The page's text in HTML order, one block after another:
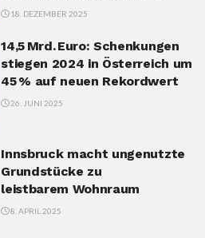
18. DEZEMBER 2025
14,5 Mrd. Euro: Schenkungen
stiegen 2024 in Österreich um
45 % auf neuen Rekordwert
26. JUNI 2025
Innsbruck macht ungenutzte
Grundstücke zu
leistbarem Wohnraum
8. APRIL 2025